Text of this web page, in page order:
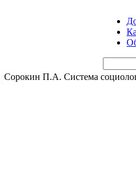
Сорокин П.А. Система